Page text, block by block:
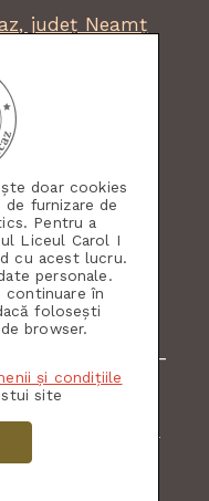
județ Neamț
și menținut cu
elevilor și
publicate
sau autorilor
site implică
Condițiilor de
curent cu
și abonează-
știri.
by
doar cookies
furnizare de
Pentru a
Liceul Carol I
cu acest lucru.
personale.
continuare în
folosești
browser.
și condițiile
site